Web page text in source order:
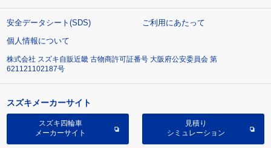
安全データシート(SDS)
ご利用にあたって
個人情報について
株式会社 スズキ自販近畿 古物商許可証番号 大阪府公安委員会 第
621121102187号
スズキメーカーサイト
スズキ四輪車
メーカーサイト
見積り
シミュレーション